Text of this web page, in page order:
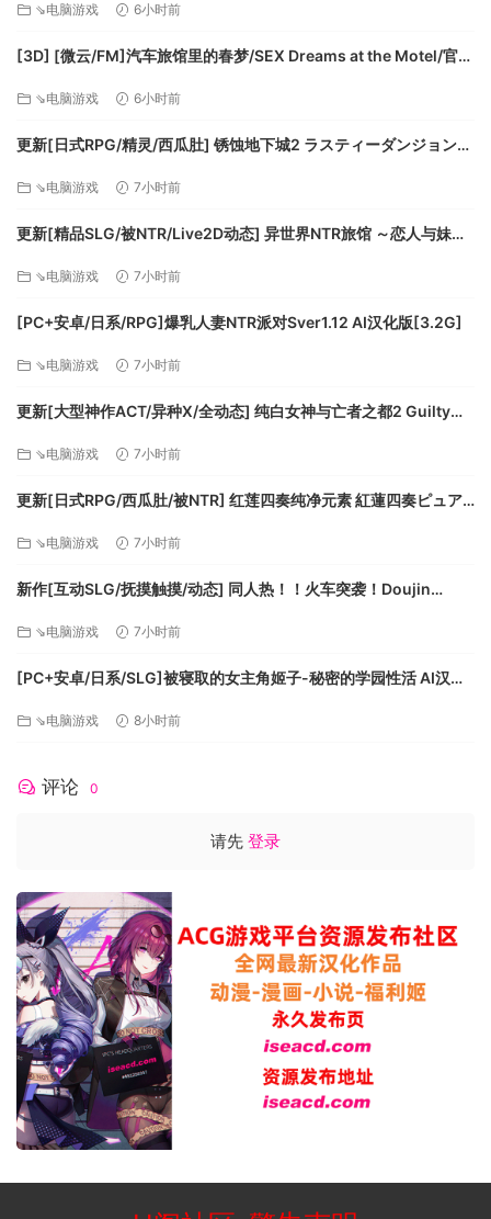
存储空间: 需要 20 GB 可用空间
声卡: DirectX 9.0c over
compatible
⇘电脑游戏 6小时前
[3D] [微云/FM]汽车旅馆里的春梦/SEX Dreams at the Motel/官中
⇘电脑游戏 6小时前
更新[日式RPG/精灵/西瓜肚] 锈蚀地下城2 ラスティーダンジョン2
⇘电脑游戏 7小时前
更新[精品SLG/被NTR/Live2D动态] 异世界NTR旅馆 ～恋人与妹妹
⇘电脑游戏 7小时前
[PC+安卓/日系/RPG]爆乳人妻NTR派对Sver1.12 AI汉化版[3.2G]
⇘电脑游戏 7小时前
更新[大型神作ACT/异种X/全动态] 纯白女神与亡者之都2 Guilty
⇘电脑游戏 7小时前
更新[日式RPG/西瓜肚/被NTR] 红莲四奏纯净元素 紅蓮四奏ピュア
⇘电脑游戏 7小时前
新作[互动SLG/抚摸触摸/动态] 同人热！！火车突袭！Doujin
⇘电脑游戏 7小时前
[PC+安卓/日系/SLG]被寝取的女主角姬子-秘密的学园性活 AI汉化
⇘电脑游戏 8小时前
评论 0
请先 登录